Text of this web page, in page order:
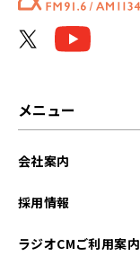
メニュー
会社案内
採用情報
ラジオCMご利用案内